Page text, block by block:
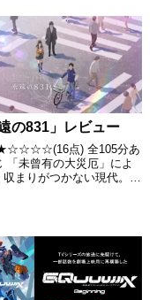
っかけにギクシャクし始め
用- Wikipedia
遠の831」レビュー
点) 全105分あ
「未曾有の大災厄」によ
収まりがつかない現代。東
周囲の時間を止められてし
だった。引用-...